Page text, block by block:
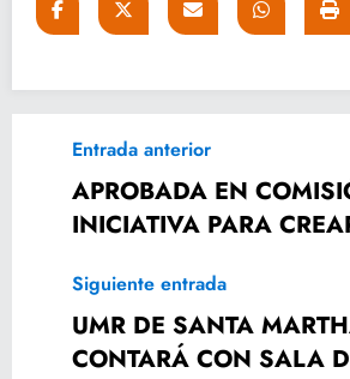
Entrada anterior
APROBADA EN
INICIATIVA PARA
Siguiente entrada
UMR DE SANTA
CONTARÁ CON SALA